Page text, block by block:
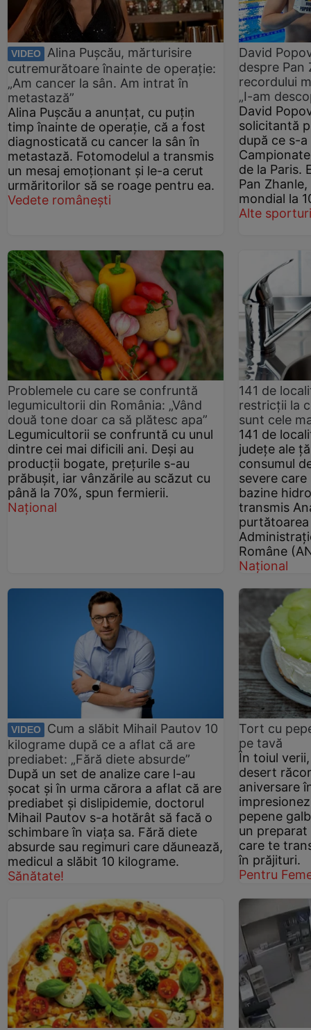
VIDEO Alina Pușcău, mărturisire
cutremurătoare înainte de operație:
„Am cancer la sân. Am intrat în
metastază”
Alina Pușcău a anunțat, cu puțin
timp înainte de operație, că a fost
diagnosticată cu cancer la sân în
metastază. Fotomodelul a transmis
un mesaj emoționant și le-a cerut
urmăritorilor să se roage pentru ea.
Vedete românești
David
despre Pan
recordului
„I-am
David
solicitantă
după ce s-
de la Paris.
Pan
mondial la
Alte
Problemele cu care se confruntă
legumicultorii din România: „Vând
două tone doar ca să plătesc apa”
Legumicultorii se confruntă cu unul
dintre cei mai dificili ani. Deși au
producții bogate, prețurile s-au
prăbușit, iar vânzările au scăzut cu
până la 70%, spun fermierii.
Național
141 de
restricții la
sunt cele
141 de
județe ale
consumul
severe
bazine
transmis
Române
Național
VIDEO
Cum a slăbit Mihail Pautov 10
kilograme după ce a aflat că are
prediabet: „Fără diete absurde”
După un set de analize care l-au
șocat și în urma cărora a aflat că are
prediabet și dislipidemie, doctorul
Mihail Pautov s-a hotărât să facă o
schimbare în viața sa. Fără diete
absurde sau regimuri care dăunează,
medicul a slăbit 10 kilograme.
Sănătate!
Tort cu
pe tavă
În toiul
desert
aniversare
pepene
un preparat
care te
în prăjituri.
Pentru